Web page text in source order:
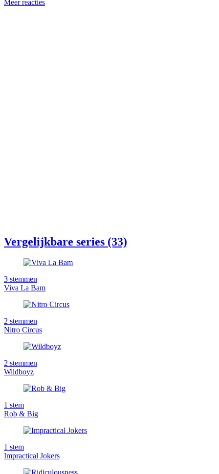
Meer reacties
Vergelijkbare series (33)
3 stemmen
Viva La Bam
2 stemmen
Nitro Circus
2 stemmen
Wildboyz
1 stem
Rob & Big
1 stem
Impractical Jokers